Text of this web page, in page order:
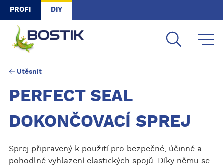
Skip to main content
PROFI DIY
Utěsnit
PERFECT SEAL
DOKONČOVACÍ SPREJ
Sprej připravený k použití pro bezpečné, účinné a
pohodlné vyhlazení elastických spojů. Díky němu se